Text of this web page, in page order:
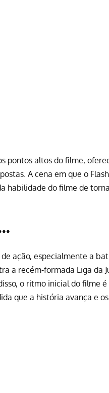
pontos altos do filme,
A cena em que o
habilidade do filme de
ação, especialmente a
a recém-formada Liga da
o ritmo inicial do filme
que a história avança e